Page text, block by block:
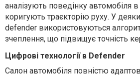
аналізують поведінку автомобіля
коригують траєкторію руху. У
defender використовуються
зчеплення, що підвищує точність
Цифрові технології в Defender
Салон автомобіля повністю